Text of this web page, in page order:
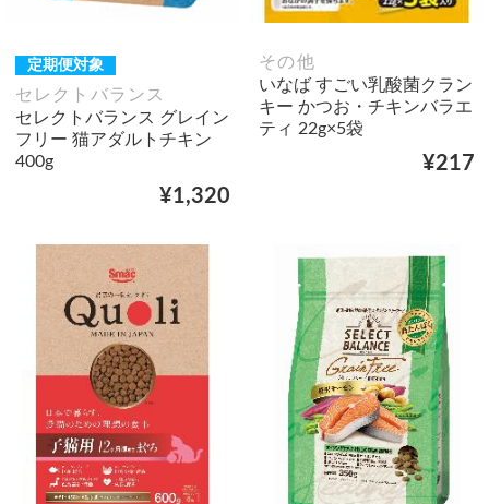
定期便対象
セレクトバランス
セレクトバランス グレイン
フリー 猫アダルトチキン
400g
¥1,320
その他
いなば すごい乳酸菌クラン
キー かつお・チキンバラエ
ティ 22g×5袋
¥217